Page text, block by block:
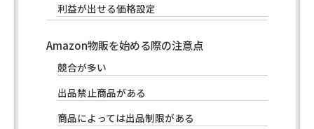
利益が出せる価格設定
Amazon物販を始める際の注意点
競合が多い
出品禁止商品がある
商品によっては出品制限がある